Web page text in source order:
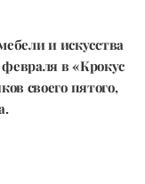
и искусства
февраля в «Крокус
своего пятого,